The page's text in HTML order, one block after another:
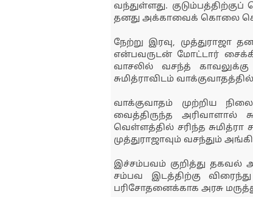
வந்துள்ளது.
தனது அக்காவைக் கொலை
நேற்று இரவு, முத்துராஜா
என்பவருடன் மோட்டார்
வாசலில் வசந்த்
சுமித்ராவிடம்
வாக்குவாதம் முற்றிய
வைத்திருந்த அரிவாளால்
வெள்ளத்தில் சரிந்த சுமித்ரா
முத்துராஜாவும் வசந்தும்
இச்சம்பவம் குறித்து தகவல்
சம்பவ இடத்திற்கு
பரிசோதனைக்காக அரசு